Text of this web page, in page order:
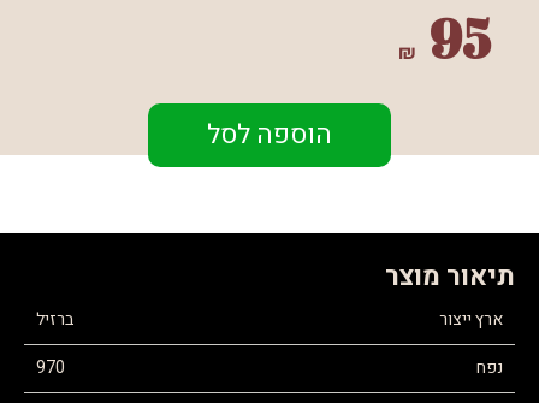
95
₪
הוספה לסל
תיאור מוצר
ארץ ייצור
ברזיל
נפח
970